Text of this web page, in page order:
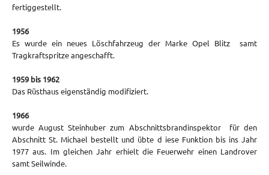
fertiggestellt.
1956
Es wurde ein neues Löschfahrzeug der Marke Opel Blitz samt
Tragkraftspritze angeschafft.
1959 bis 1962
Das Rüsthaus eigenständig modifiziert.
1966
wurde August Steinhuber zum Abschnittsbrandinspektor für den
Abschnitt St. Michael bestellt und übte d iese Funktion bis ins Jahr
1977 aus. Im gleichen Jahr erhielt die Feuerwehr einen Landrover
samt Seilwinde.